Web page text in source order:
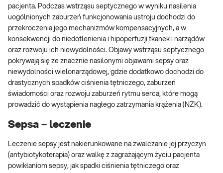
pacjenta. Podczas wstrząsu septycznego w wyniku nasilenia
uogólnionych zaburzeń funkcjonowania ustroju dochodzi do
przekroczenia jego mechanizmów kompensacyjnych, a w
konsekwencji do niedotlenienia i hipoperfuzji tkanek i narządów
oraz rozwoju ich niewydolności. Objawy wstrząsu septycznego
pokrywają się ze znacznie nasilonymi objawami sepsy oraz
niewydolności wielonarządowej, gdzie dodatkowo dochodzi do
drastycznych spadków ciśnienia tętniczego, zaburzeń
świadomości oraz rozwoju zaburzeń rytmu serca, które mogą
prowadzić do wystąpienia nagłego zatrzymania krążenia (NZK).
Sepsa – leczenie
Leczenie sepsy jest nakierunkowane na zwalczanie jej przyczyn
(antybiotykoterapia) oraz walkę z zagrażającym życiu pacjenta
powikłaniom sepsy, jak spadki ciśnienia tętniczego oraz